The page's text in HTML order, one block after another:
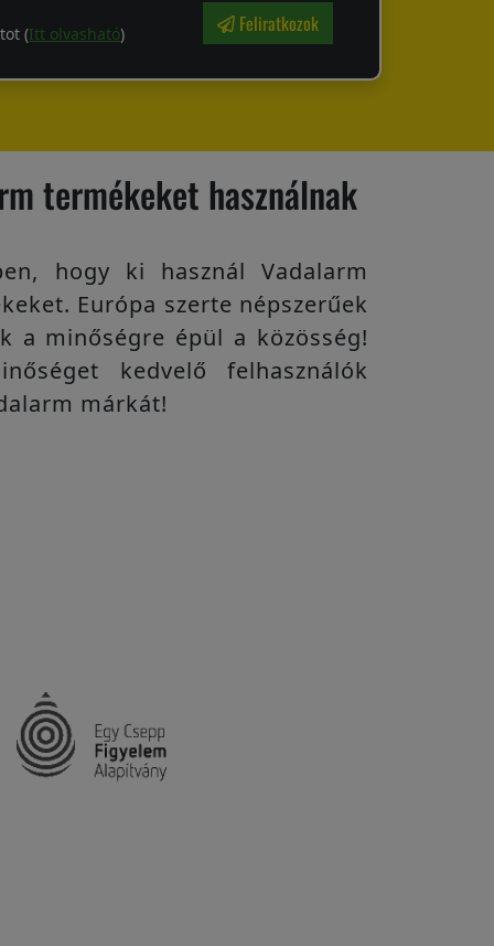
(Itt olvasható) Feliratkozok
termékeket használnak
hogy ki használ Vadalarm
Európa szerte népszerűek
a minőségre épül a közösség!
kedvelő felhasználók
márkát!